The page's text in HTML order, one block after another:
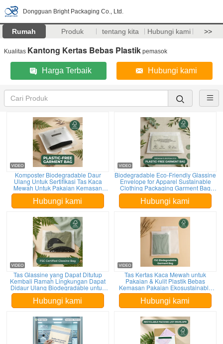
Dongguan Bright Packaging Co., Ltd.
Rumah Produk tentang kita Hubungi kami >>
Kualitas Kantong Kertas Bebas Plastik pemasok
Harga Terbaik Hubungi kami
Komposter Biodegradable Daur
Ulang Untuk Sertifikasi Tas Kaca
Mewah Untuk Pakaian Kemasan
Pakaian EU Low MOQ Supplier
Hubungi kami
Biodegradable Eco-Friendly Glassine
Envelope for Apparel Sustainable
Clothing Packaging Garment Bag
untuk bahan daur ulang bersertifikat
Hubungi kami
Tas Glassine yang Dapat Ditutup
Kembali Ramah Lingkungan Dapat
Didaur Ulang Biodegradable untuk
Kemasan Pakaian Bersertifikat
Kantong Pakaian Segel Mandiri
Hubungi kami
Tas Kertas Kaca Mewah untuk
Pakaian & Kulit Plastik Bebas
Kemasan Pakaian Ekosustainable
untuk Sertifikasi
Hubungi kami